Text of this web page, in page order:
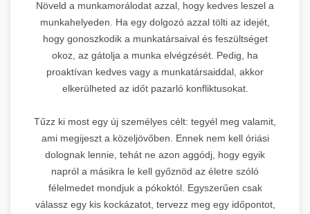
Növeld a munkamorálodat azzal, hogy kedves leszel a
munkahelyeden. Ha egy dolgozó azzal tölti az idejét,
hogy gonoszkodik a munkatársaival és feszültséget
okoz, az gátolja a munka elvégzését. Pedig, ha
proaktívan kedves vagy a munkatársaiddal, akkor
elkerülheted az időt pazarló konfliktusokat.
Tűzz ki most egy új személyes célt: tegyél meg valamit,
ami megijeszt a közeljövőben. Ennek nem kell óriási
dolognak lennie, tehát ne azon aggódj, hogy egyik
napról a másikra le kell győznöd az életre szóló
félelmedet mondjuk a pókoktól. Egyszerűen csak
válassz egy kis kockázatot, tervezz meg egy időpontot,